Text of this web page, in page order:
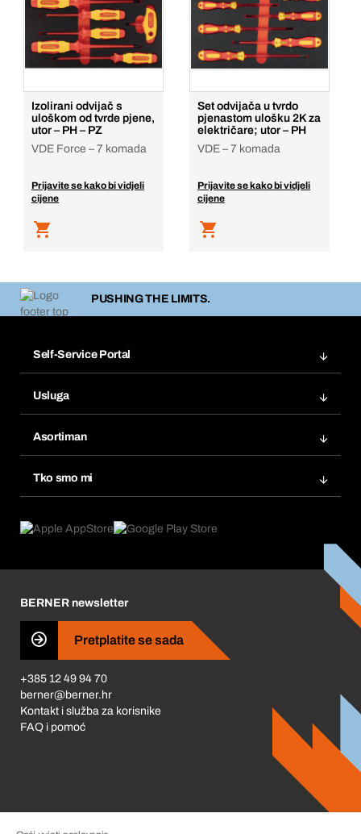
Izolirani odvijač s
uloškom od tvrde pjene,
utor – PH – PZ
VDE Force – 7 komada
Prijavite se kako bi vidjeli
cijene
Set odvijača u tvrdo
pjenastom ulošku 2K za
električare; utor – PH
VDE – 7 komada
Prijavite se kako bi vidjeli
cijene
PUSHING THE LIMITS.
Self-Service Portal
Popisi želja
Ponovno naručivanje
Pretplate
Usluga
Tražitelji proizvoda
Asortiman
Tko smo mi
Što nas pokreće
Business Conduct
BERNER newsletter
Pretplatite se sada
+385 12 49 94 70
berner@berner.hr
Kontakt i služba za korisnike
FAQ i pomoć